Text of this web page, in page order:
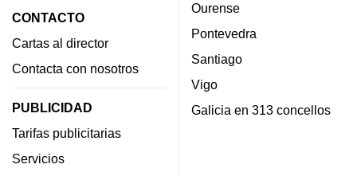
CONTACTO
Cartas al director
Contacta con nosotros
PUBLICIDAD
Tarifas publicitarias
Servicios
Ourense
Pontevedra
Santiago
Vigo
Galicia en 313 concellos